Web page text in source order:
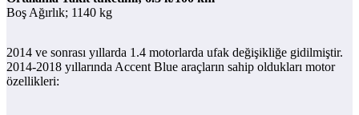
Boş Ağırlık; 1140 kg
2014 ve sonrası yıllarda 1.4 motorlarda ufak değişikliğe gidilmiştir.
2014-2018 yıllarında Accent Blue araçların sahip oldukları motor
özellikleri: